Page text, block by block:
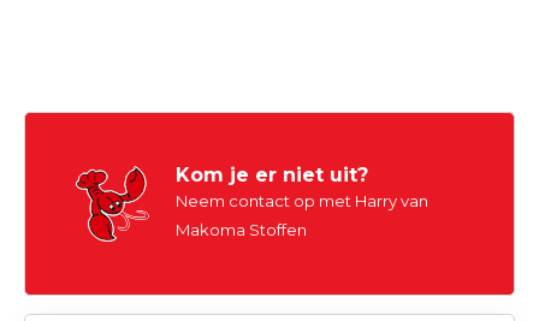
Kom je er niet uit?
Neem contact op met Harry van
Makoma Stoffen